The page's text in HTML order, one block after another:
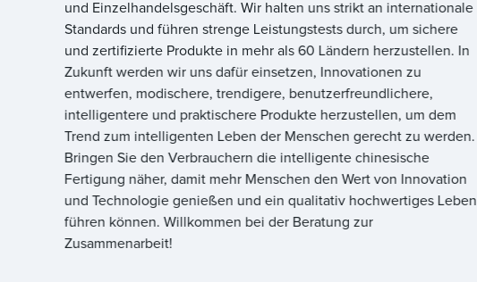
und Einzelhandelsgeschäft. Wir halten uns strikt an internationale
Standards und führen strenge Leistungstests durch, um sichere
und zertifizierte Produkte in mehr als 60 Ländern herzustellen. In
Zukunft werden wir uns dafür einsetzen, Innovationen zu
entwerfen, modischere, trendigere, benutzerfreundlichere,
intelligentere und praktischere Produkte herzustellen, um dem
Trend zum intelligenten Leben der Menschen gerecht zu werden.
Bringen Sie den Verbrauchern die intelligente chinesische
Fertigung näher, damit mehr Menschen den Wert von Innovation
und Technologie genießen und ein qualitativ hochwertiges Leben
führen können. Willkommen bei der Beratung zur
Zusammenarbeit!